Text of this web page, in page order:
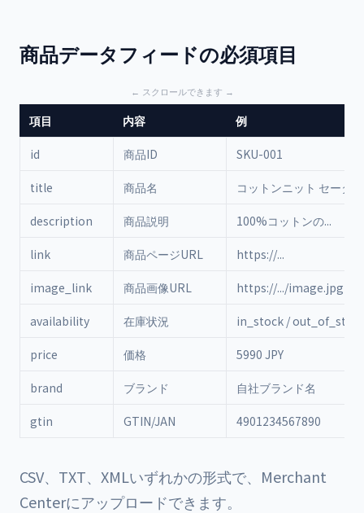
商品データフィードの必須項目
項目 内容 例
id 商品ID SKU-001
title 商品名 コットンニット セータ
description 商品説明 100%コットンの...
link 商品ページURL https://...
image_link 商品画像URL https://.../image.jpg
availability 在庫状況 in_stock /
price 価格 5990 JPY
brand ブランド 自社ブランド名
gtin GTIN/JAN 4901234567890
CSV、TXT、XMLいずれかの形式で、Merchant
Centerにアップロードできます。